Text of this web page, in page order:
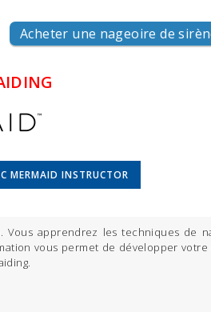
Acheter une nageoire de
MERMAID INSTRUCTOR
apprendrez les techniques de
vous permet de développer